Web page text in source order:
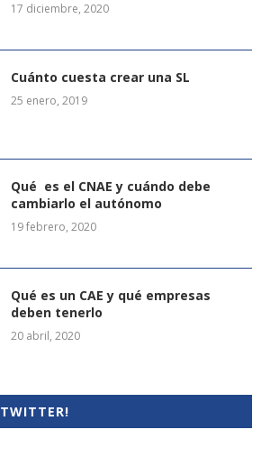
17 diciembre, 2020
Cuánto cuesta crear una SL
25 enero, 2019
Qué es el CNAE y cuándo debe
cambiarlo el autónomo
19 febrero, 2020
Qué es un CAE y qué empresas
deben tenerlo
20 abril, 2020
TWITTER!